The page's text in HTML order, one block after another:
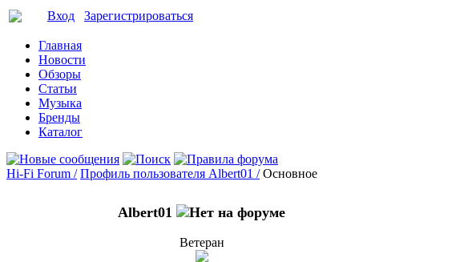
Вход Зарегистрироваться
Главная
Новости
Обзоры
Статьи
Музыка
Бренды
Каталог
Hi-Fi Forum / Профиль пользователя Albert01 / Основное
Albert01
Ветеран